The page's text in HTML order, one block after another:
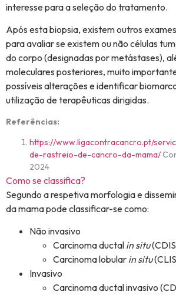
interesse para a seleção do tratamento.
Após esta biopsia, existem outros
para avaliar se existem ou não células
do corpo (designadas por metástases),
moleculares posteriores, muito
possíveis alterações e identificar
utilização de terapêuticas dirigidas.
Referências:
https://www.ligacontracancro.pt/
de-rastreio-de-cancro-da-mama/
2024
Como se classifica?
Segundo a respetiva morfologia e
da mama pode classificar-se como:
Não invasivo
Carcinoma ductal in situ
Carcinoma lobular in situ
Invasivo
Carcinoma ductal invasivo